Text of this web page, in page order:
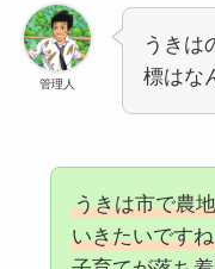
管理人
うきは
標はな
うきは市で農
いきたいです